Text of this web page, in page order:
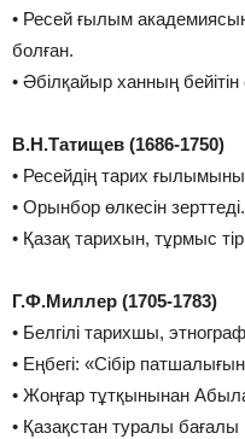
• ͘Ресей ғылым
болған.
• ͘Әбілқайыр ханның бейітін
В.Н.Татищев (1686-1750)
• ͘Ресейдің тарих
• ͘Орынбор өлкесін зерттеді.
• ͘Қазақ тарихын, тұрмыс
Г.Ф.Миллер (1705-1783)
• ͘Белгілі тарихшы,
• ͘Еңбегі: «Сібір
• ͘Жоңғар тұтқынынан
• ͘Қазақстан туралы